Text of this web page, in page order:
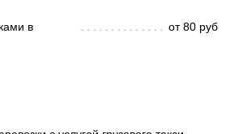
в
от 80 руб